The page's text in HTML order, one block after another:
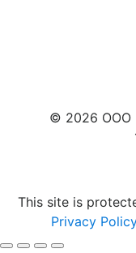
© 2026 ООО
This site is
Privacy